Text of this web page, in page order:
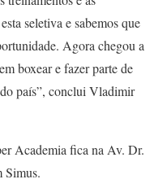
seletiva e sabemos que
Agora chegou a
boxear e fazer parte de
país”, conclui Vladimir
Academia fica na Av. Dr.
Simus.